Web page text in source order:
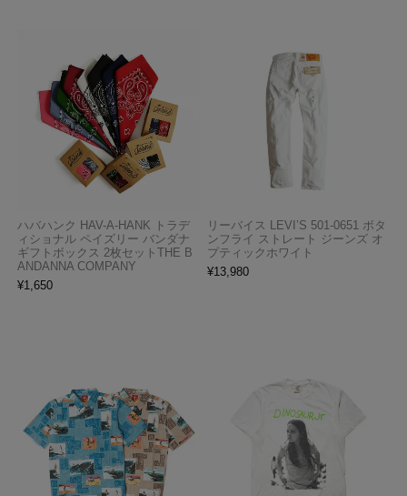
ハバハンク HAV-A-HANK トラデ
ィショナル ペイズリー バンダナ
ギフトボックス 2枚セットTHE B
ANDANNA COMPANY
¥1,650
リーバイス LEVI’S 501-0651 ボタ
ンフライ ストレート ジーンズ オ
プティックホワイト
¥13,980